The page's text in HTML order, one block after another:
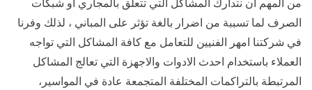
من المهم ان نتدارك المشاكل التي تتعلق بالمجاري او شبكات
الصرف لما تسببة من اضرار بالغة تؤثر على المباني ، لذلك وفرنا
في شركتنا امهر الفنيين للتعامل مع كافة المشاكل التي تواجه
العملاء باستخدام احدث الادوات والاجهزة التي تعالج المشاكل
المرتبطة بالتراكمات المختلفة المتجمعة عادة في المواسير،